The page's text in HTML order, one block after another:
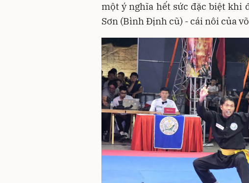
một ý nghĩa hết sức đặc biệt khi
Sơn (Bình Định cũ) - cái nôi của